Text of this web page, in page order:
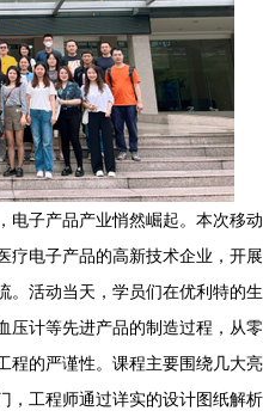
电子产品产业悄然崛起。本次移动
疗电子产品的高新技术企业，开展
。活动当天，学员们在优利特的生
压计等先进产品的制造过程，从零
程的严谨性。课程主要围绕几大亮
，工程师通过详实的设计图纸解析